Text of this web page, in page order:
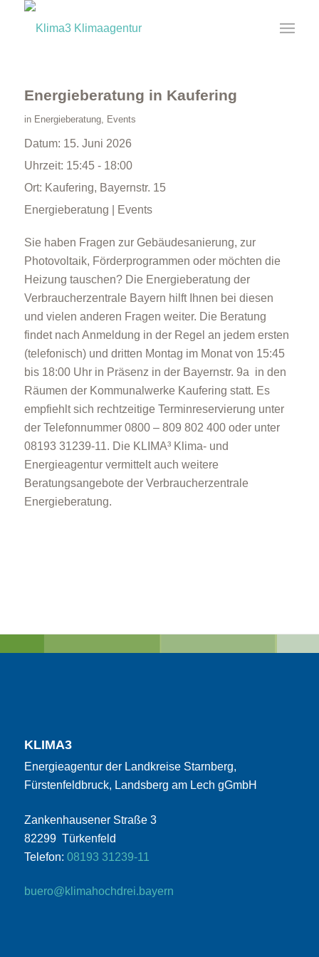
Energieberatung in Kaufering
in Energieberatung, Events
Datum: 15. Juni 2026
Uhrzeit: 15:45 - 18:00
Ort: Kaufering, Bayernstr. 15
Energieberatung | Events
Sie haben Fragen zur Gebäudesanierung, zur
Photovoltaik, Förderprogrammen oder möchten die
Heizung tauschen? Die Energieberatung der
Verbraucherzentrale Bayern hilft Ihnen bei diesen
und vielen anderen Fragen weiter. Die Beratung
findet nach Anmeldung in der Regel an jedem ersten
(telefonisch) und dritten Montag im Monat von 15:45
bis 18:00 Uhr in Präsenz in der Bayernstr. 9a in den
Räumen der Kommunalwerke Kaufering statt. Es
empfiehlt sich rechtzeitige Terminreservierung unter
der Telefonnummer 0800 – 809 802 400 oder unter
08193 31239-11. Die KLIMA³ Klima- und
Energieagentur vermittelt auch weitere
Beratungsangebote der Verbraucherzentrale
Energieberatung.
KLIMA3
Energieagentur der Landkreise Starnberg,
Fürstenfeldbruck, Landsberg am Lech gGmbH
Zankenhausener Straße 3
82299 Türkenfeld
Telefon: 08193 31239-11
buero@klimahochdrei.bayern